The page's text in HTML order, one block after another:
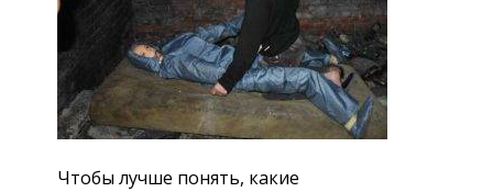
Чтобы лучше понять, какие